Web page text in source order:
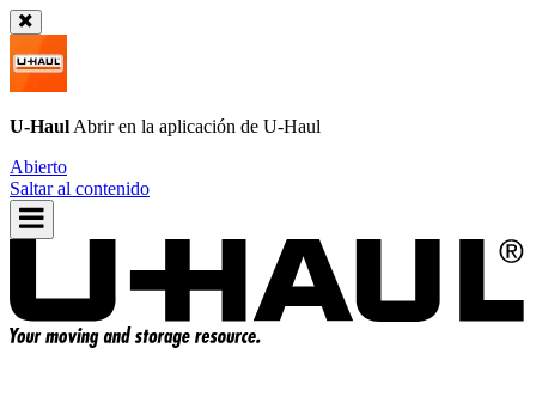
U-Haul Abrir en la aplicación de U-Haul
Abierto
Saltar al contenido